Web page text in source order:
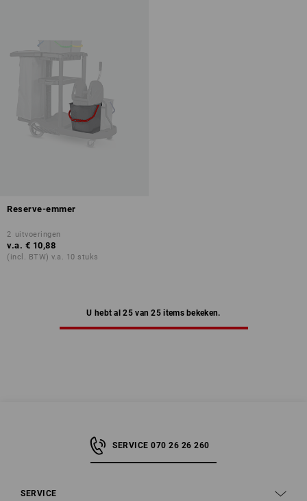
Reserve-emmer
2 uitvoeringen
v.a. € 10,88
(incl. BTW) v.a. 10 stuks
U hebt al 25 van 25 items bekeken.
SERVICE 070 26 26 260
SERVICE